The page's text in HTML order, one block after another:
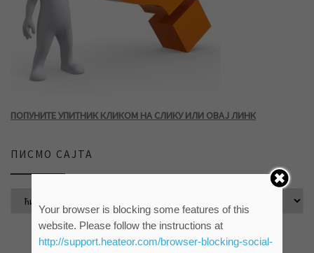
ПОПУНИТЕ УПИТНИК КЛИКОМ НА СЛИКУ ИЛИ ОВАЈ ЛИНК
ПИСМО САЈТА
Your browser is blocking some features of this
website. Please follow the instructions at
http://support.heateor.com/browser-blocking-social-